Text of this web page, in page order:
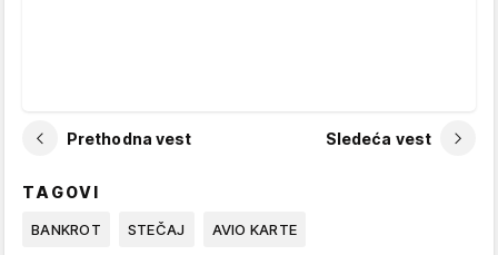
Prethodna vest Sledeća vest
TAGOVI
BANKROT STEČAJ AVIO KARTE